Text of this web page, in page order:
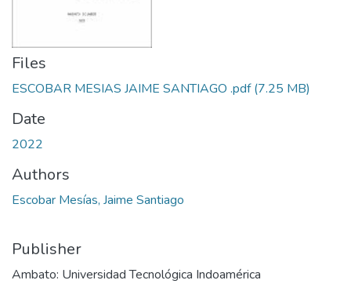
Files
ESCOBAR MESIAS JAIME SANTIAGO .pdf(7.25 MB)
Date
2022
Authors
Escobar Mesías, Jaime Santiago
Publisher
Ambato: Universidad Tecnológica Indoamérica